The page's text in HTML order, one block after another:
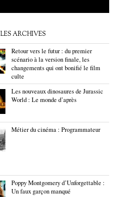
ARCHIVES
Retour vers le futur : du premier
scénario à la version finale, les
changements qui ont bonifié le film
culte
Les nouveaux dinosaures de Jurassic
World : Le monde d’après
Métier du cinéma : Programmateur
Poppy Montgomery d’Unforgettable :
Un faux garçon manqué